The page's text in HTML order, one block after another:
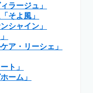
ラージュ」
そよ風」
シャイン」
ア・リーシェ」
ト」
ーム」